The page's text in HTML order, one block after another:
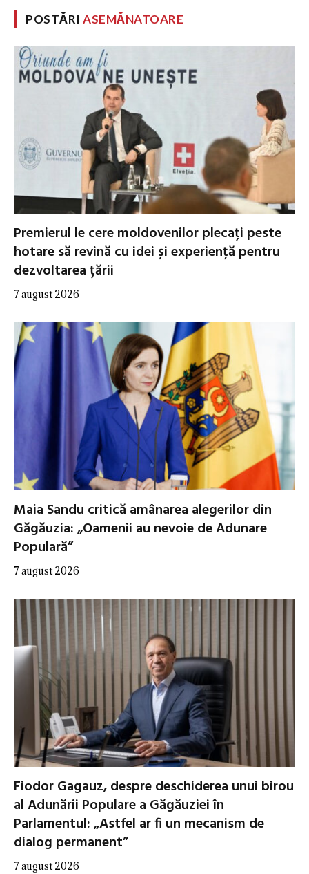
POSTĂRIASEMĂNATOARE
Premierul le cere moldovenilor plecați peste
hotare să revină cu idei și experiență pentru
dezvoltarea țării
7 august 2026
Maia Sandu critică amânarea alegerilor din
Găgăuzia: „Oamenii au nevoie de Adunare
Populară”
7 august 2026
Fiodor Gagauz, despre deschiderea unui birou
al Adunării Populare a Găgăuziei în
Parlamentul: „Astfel ar fi un mecanism de
dialog permanent”
7 august 2026